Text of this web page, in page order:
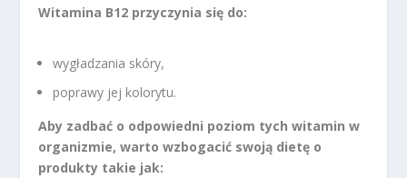
Witamina B12 przyczynia się do:
wygładzania skóry,
poprawy jej kolorytu.
Aby zadbać o odpowiedni poziom tych witamin w
organizmie, warto wzbogacić swoją dietę o
produkty takie jak: